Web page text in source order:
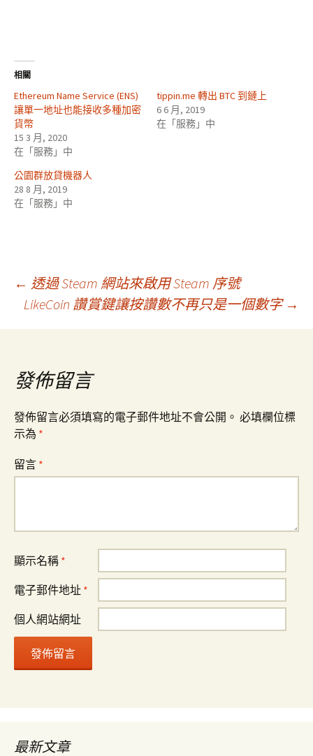
相關
Ethereum Name Service (ENS)
讓單一地址也能接收多種加密
貨幣
15 3 月, 2020
在「服務」中
tippin.me 轉出 BTC 到鏈上
6 6 月, 2019
在「服務」中
公園群放貸機器人
28 8 月, 2019
在「服務」中
文
章
導
覽
← 透過 Steam 網站來啟用 Steam 序號
LikeCoin 讚賞鍵讓按讚數不再只是一個數字 →
發佈留言
發佈留言必須填寫的電子郵件地址不會公開。 必填欄位標
示為 *
留言 *
顯示名稱 *
電子郵件地址 *
個人網站網址
最新文章